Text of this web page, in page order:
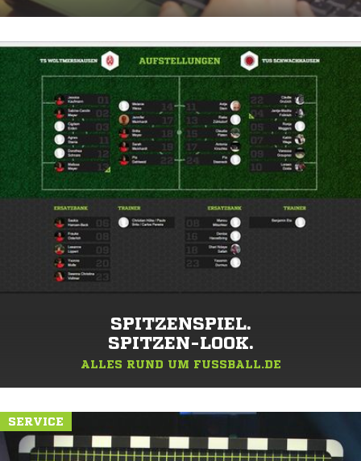
SPITZENSPIEL.
SPITZEN-LOOK.
ALLES RUND UM FUSSBALL.DE
SERVICE